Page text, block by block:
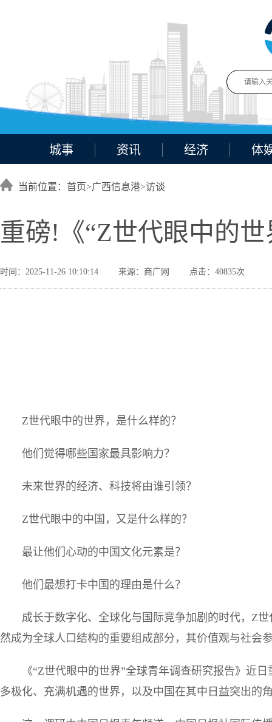
城事 资讯 经济 体
当前位置：首页>广西信息港>访谈
重磅!《“Z世代眼中的
时间：2025-11-26 10:10:14 来源：商广网 点击：40835次
Z世代眼中的世界，是什么样的？
他们觉得哪些国家最具影响力？
未来世界的经济、科技将由谁引领？
Z世代眼中的中国，又是什么样的？
最让他们心动的中国文化元素是？
他们最想打卡中国的理由是什么？
成长于数字化、全球化与国际竞争加剧的时代，Z
然成为全球人口结构的重要组成部分，其价值观与社会
《“Z世代眼中的世界”全球青年调查研究报告》近
多极化、充满机遇的世界，以及中国在其中日益突出的